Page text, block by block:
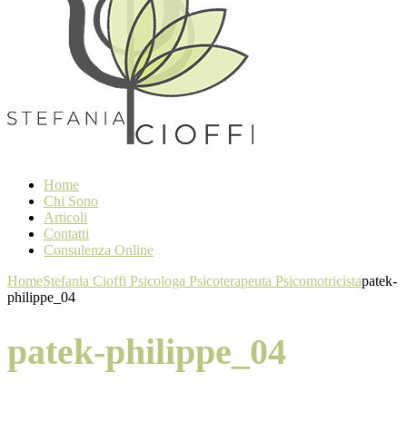
Home
Chi Sono
Articoli
Contatti
Consulenza Online
HomeStefania Cioffi Psicologa Psicoterapeuta Psicomotricistapatek-
philippe_04
patek-philippe_04